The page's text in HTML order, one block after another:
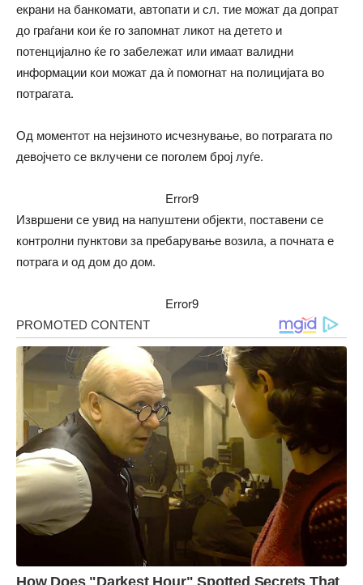
екрани на банкомати, автопати и сл. тие можат да допрат
до граѓани кои ќе го запомнат ликот на детето и
потенцијално ќе го забележат или имаат валидни
информации кои можат да ѝ помогнат на полицијата во
потрагата.
Од моментот на нејзиното исчезнување, во потрагата по
девојчето се вклучени се поголем број луѓе.
Error9
Извршени се увид на напуштени објекти, поставени се
контролни пунктови за пребарување возила, а почната е
потрага и од дом до дом.
Error9